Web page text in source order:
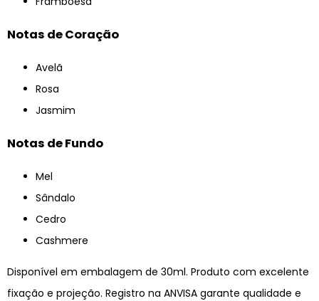
Notas de Coração
Avelã
Rosa
Jasmim
Notas de Fundo
Mel
Sândalo
Cedro
Cashmere
Disponível em embalagem de 30ml. Produto com excelente
fixação e projeção. Registro na ANVISA garante qualidade e